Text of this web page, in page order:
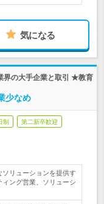
気になる
界の大手企業と取引 ★教育
少なめ
制 第二新卒歓迎
リューションを提供す
ング営業、ソリューシ